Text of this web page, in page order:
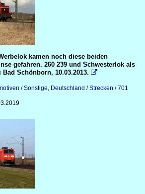
kamen noch diese beiden
gefahren. 260 239 und Schwesterlok als
Schönborn, 10.03.2013. 
/ Sonstige, Deutschland / Strecken / 701